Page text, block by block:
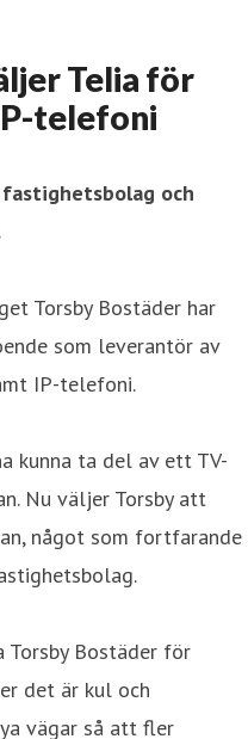
Telia för
telefoni
och
Torsby Bostäder har
som leverantör av
IP-telefoni.
kunna ta del av ett TV-
Nu väljer Torsby att
något som fortfarande
Bostäder för
det är kul och
vägar så att fler